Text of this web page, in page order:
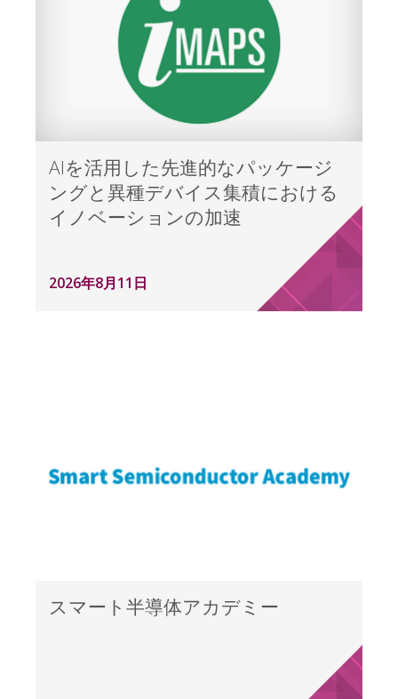
AIを活用した先進的なパッケージ
ングと異種デバイス集積における
イノベーションの加速
2026年8月11日
スマート半導体アカデミー